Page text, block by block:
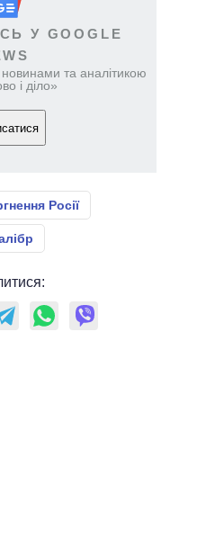
У GOOGLE
та аналітикою
і діло»
Росії